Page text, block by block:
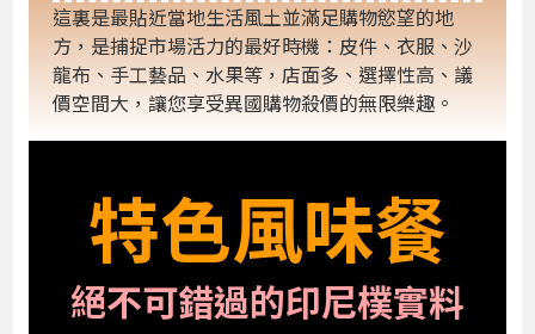
這裏是最貼近當地生活風土並滿足購物慾望的地
方，是捕捉市場活力的最好時機：皮件、衣服、沙
龍布、手工藝品、水果等，店面多、選擇性高、議
價空間大，讓您享受異國購物殺價的無限樂趣。
特色風味餐
絕不可錯過的印尼樸實料